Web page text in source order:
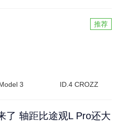
推荐
3 ID.4 CROZZ
了 轴距比途观L Pro还大